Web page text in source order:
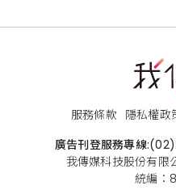
服務條款 隱私權政
廣告刊登服務專線:
我傳媒科技股份有限
統編：